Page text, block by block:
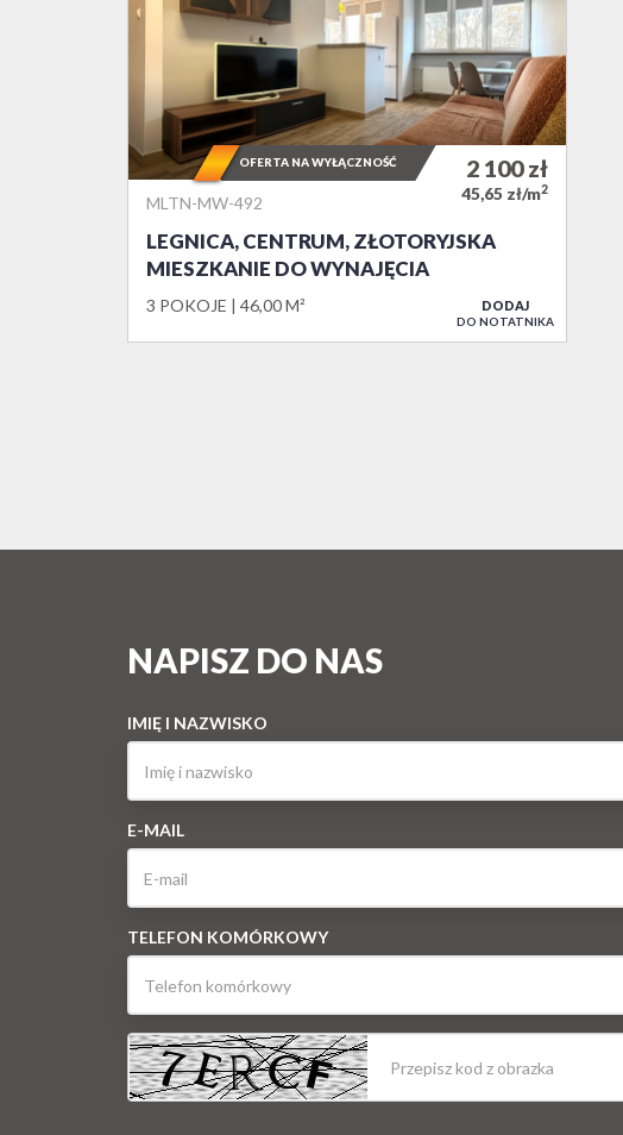
MLTN-MW-492
LEGNICA, CENTRUM, ZŁOTORYJSKA
MIESZKANIE DO WYNAJĘCIA
3 POKOJE 46,00 M²
2 100zł
45,65 zł/m2
OFERTA NA WYŁĄCZNOŚĆ
DODAJ
DO NOTATNIKA
NAPISZ DO NAS
IMIĘ I NAZWISKO
E-MAIL
TELEFON KOMÓRKOWY